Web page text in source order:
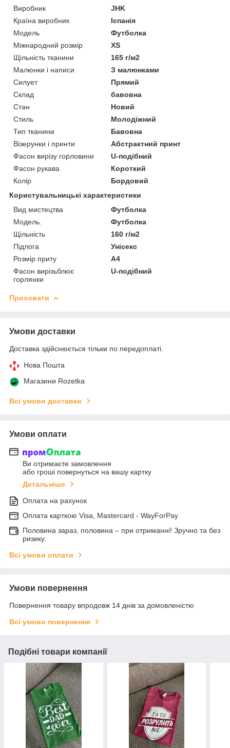
Виробник
JHK
Країна виробник
Іспанія
Модель
Футболка
Міжнародний розмір
XS
Щільність тканини
165 г/м2
Малюнки і написи
З малюнками
Силует
Прямий
Склад
бавовна
Стан
Новий
Стиль
Молодіжний
Тип тканини
Бавовна
Візерунки і принти
Абстрактний принт
Фасон вирізу горловини
U-подібний
Фасон рукава
Короткий
Колір
Бордовий
Користувальницькі характеристики
Вид мистецтва
Футболка
Мoдель.
Футболка
Щільність
160 г/м2
Підлога
Унісекс
Розмір приту
А4
Фасон вирізьблює
горлянки
U-подібний
Приховати
Умови доставки
Доставка здійснюється тільки по передоплаті.
Нова Пошта
Магазини Rozetka
Всі умови доставки
Умови оплати
Ви отримаєте замовлення
або гроші повернуться на вашу картку
Детальніше
Оплата на рахунок
Оплата карткою Visa, Mastercard - WayForPay
Половина зараз, половина – при отриманні! Зручно та без
ризику.
Всі умови оплати
Умови повернення
Повернення товару впродовж 14 днів за домовленістю
Всі умови повернення
Подібні товари компанії